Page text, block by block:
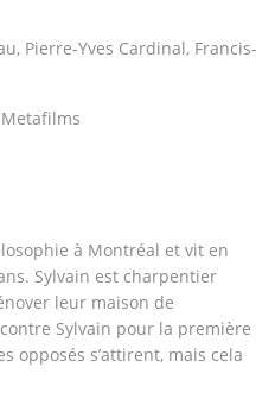
Pierre-Yves Cardinal, Francis-
à Montréal et vit en
Sylvain est charpentier
leur maison de
Sylvain pour la première
opposés s’attirent, mais cela